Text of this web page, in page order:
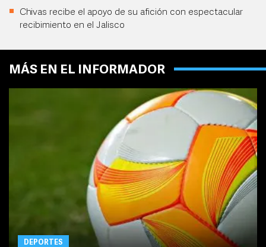
Chivas recibe el apoyo de su afición con espectacular
recibimiento en el Jalisco
MÁS EN EL INFORMADOR
DEPORTES